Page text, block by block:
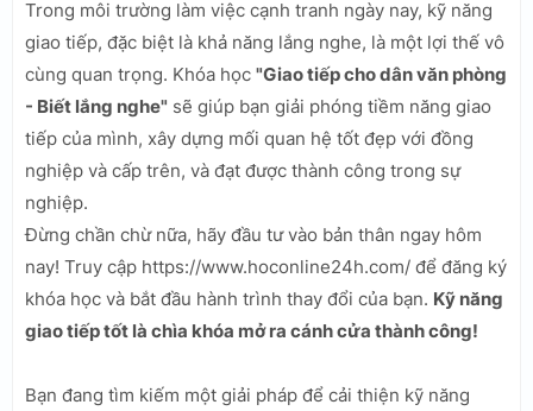
Trong môi trường làm việc cạnh tranh ngày nay, kỹ năng
giao tiếp, đặc biệt là khả năng lắng nghe, là một lợi thế vô
cùng quan trọng. Khóa học "Giao tiếp cho dân văn phòng
- Biết lắng nghe" sẽ giúp bạn giải phóng tiềm năng giao
tiếp của mình, xây dựng mối quan hệ tốt đẹp với đồng
nghiệp và cấp trên, và đạt được thành công trong sự
nghiệp.
Đừng chần chừ nữa, hãy đầu tư vào bản thân ngay hôm
nay! Truy cập https://www.hoconline24h.com/ để đăng ký
khóa học và bắt đầu hành trình thay đổi của bạn. Kỹ năng
giao tiếp tốt là chìa khóa mở ra cánh cửa thành công!
Bạn đang tìm kiếm một giải pháp để cải thiện kỹ năng